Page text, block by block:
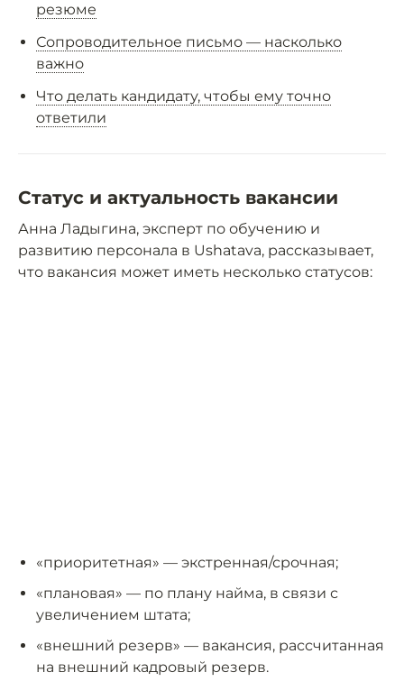
резюме
Сопроводительное письмо — насколько
важно
Что делать кандидату, чтобы ему точно
ответили
Статус и актуальность вакансии
Анна Ладыгина, эксперт по обучению и
развитию персонала в Ushatava, рассказывает,
что вакансия может иметь несколько статусов:
«приоритетная» — экстренная/срочная;
«плановая» — по плану найма, в связи с
увеличением штата;
«внешний резерв» — вакансия, рассчитанная
на внешний кадровый резерв.